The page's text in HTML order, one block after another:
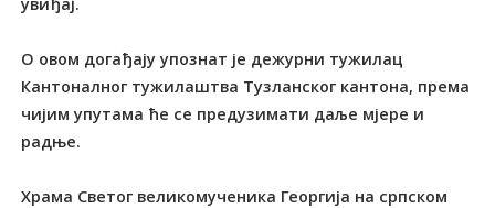
О овом догађају упознат је дежурни тужилац
Кантоналног тужилаштва Тузланског кантона, према
чијим упутама ће се предузимати даље мјере и
радње.
Храма Светог великомученика Георгија на српском